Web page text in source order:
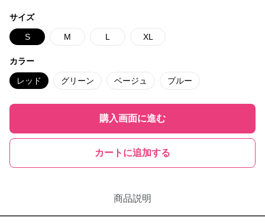
サイズ
S M L XL
カラー
レッド グリーン ベージュ ブルー
購入画面に進む
カートに追加する
商品説明